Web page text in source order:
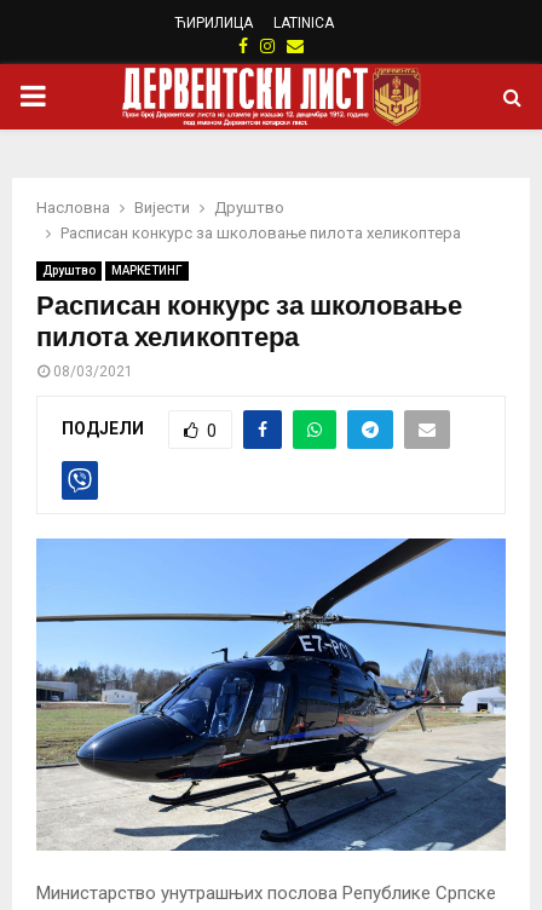
ЋИРИЛИЦА LATINICA
Facebook
Instagram
Email
PRIMARY
Насловна Вијести
Друштво
Расписан конкурс за школовање пилота хеликоптера
Друштво МАРКЕТИНГ
Расписан конкурс за школовање
пилота хеликоптера
08/03/2021
ПОДЈЕЛИ 0
Министарство унутрашњих послова Републике Српске